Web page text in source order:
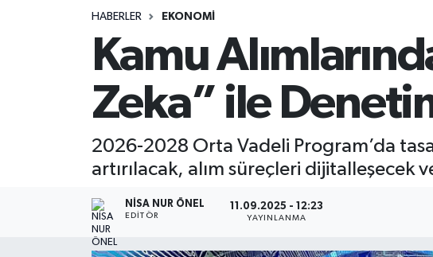
HABERLER EKONOMI
Kamu
Zeka” ile
2026-2028 Orta Vadeli Program’da
artırılacak, alım süreçleri dijitalleşecek
NISA NUR ÖNEL
EDITÖR
11.09.2025 - 12:23
YAYINLANMA
Savunma - Teknoloji
Süper Lig Puan Durumu ve Fikstür
Tüm Manşetler
Son Dakika Haberleri